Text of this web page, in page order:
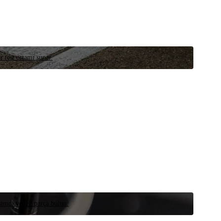
test ortamı sunar.
yedek parça bulun.